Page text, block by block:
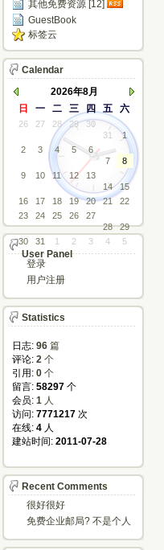
其他免费资源 [12]
GuestBook
标签云
Calendar
2026年8月
日
一 二 三 四 五 六
26 27 28 29
30
31
1
2
3 4 5
6
7
8
9
10 11 12
13
14
15
16
17 18 19 20 21
22
23
24 25 26
27
28
29
30
31 1 2 3 4 5
User Panel
登录
用户注册
Statistics
日志: 96 篇
评论: 2 个
引用: 0 个
留言: 58297 个
会员: 1 人
访问: 7771217 次
在线: 4 人
建站时间: 2011-07-28
Recent Comments
很好很好
免费企业邮局? 不是个人